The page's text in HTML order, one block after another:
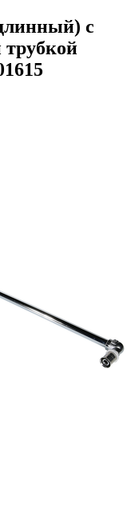
с
трубкой